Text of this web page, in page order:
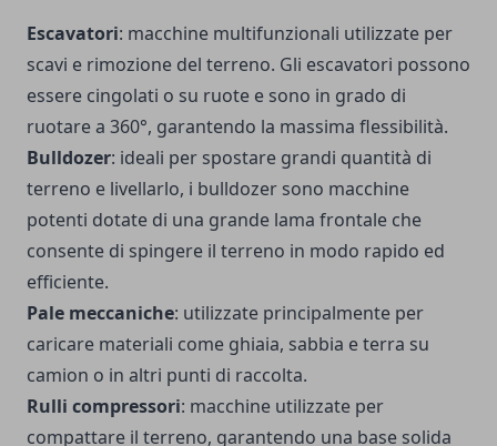
Escavatori: macchine multifunzionali utilizzate per
scavi e rimozione del terreno. Gli escavatori possono
essere cingolati o su ruote e sono in grado di
ruotare a 360°, garantendo la massima flessibilità.
Bulldozer: ideali per spostare grandi quantità di
terreno e livellarlo, i bulldozer sono macchine
potenti dotate di una grande lama frontale che
consente di spingere il terreno in modo rapido ed
efficiente.
Pale meccaniche: utilizzate principalmente per
caricare materiali come ghiaia, sabbia e terra su
camion o in altri punti di raccolta.
Rulli compressori: macchine utilizzate per
compattare il terreno, garantendo una base solida